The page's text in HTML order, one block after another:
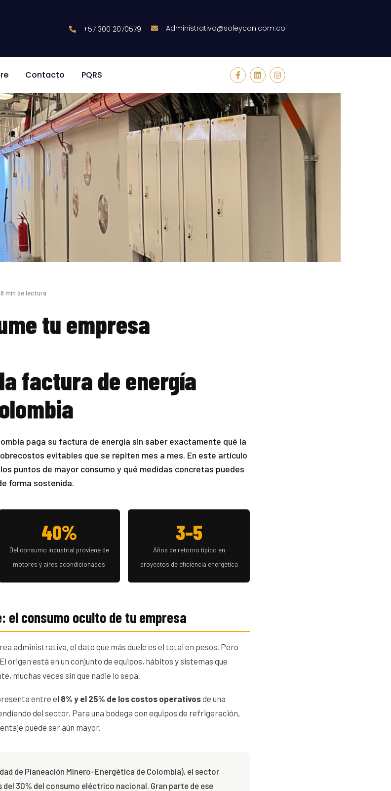
+57 300 2070579 Administrativo@soleycon.com.co
Contacto PQRS
min de lectura
tu empresa
factura de energía
paga su factura de energía sin saber exactamente qué la
evitables que se repiten mes a mes. En este artículo
puntos de mayor consumo y qué medidas concretas puedes
forma sostenida.
40%
Del consumo industrial proviene de
motores y aires acondicionados
3–5
Años de retorno típico en
proyectos de eficiencia energética
el consumo oculto de tu empresa
administrativa, el dato que más duele es el total en pesos. Pero
origen está en un conjunto de equipos, hábitos y sistemas que
muchas veces sin que nadie lo sepa.
entre el 8% y el 25% de los costos operativosde una
del sector. Para una bodega con equipos de refrigeración,
puede ser aún mayor.
de Planeación Minero-Energética de Colombia), el sector
30% del consumo eléctrico nacional. Gran parte de ese